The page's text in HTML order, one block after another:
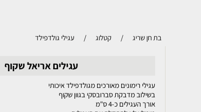
בת חן שריג / קטלוג / עגילי גולדפילד
עגילים אריאל שקוף
עגילי רימונים מאורכים מגולדפילד איכותי
בשילוב מדבקת סברובסקי בגוון שקוף
אורך העגילים כ-4 ס"מ